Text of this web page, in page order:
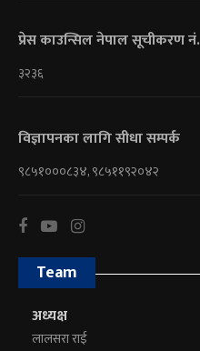
प्रेस काउन्सिल नेपाल सूचीकरण नं.
३२३६
विज्ञापनका लागि सीधा सम्पर्क
९८५१०००८३४, ९८५११९२०४२
Team
अध्यक्ष
लालसरा राई